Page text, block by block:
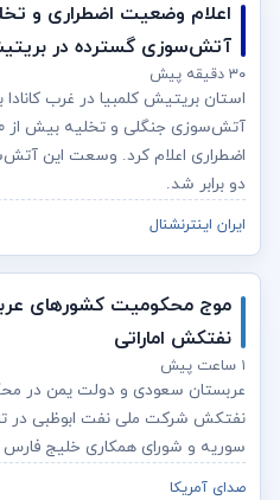
آتش‌سوزی گسترده در
۳۰ دقیقه پیش
استان بریتیش کلمبیا در غرب
اضطراری اعلام کرد. وسعت این
دو برابر شد.
ایران اینترنشنال
موج محکومیت کشورهای
نفتکش اماراتی
۱ ساعت پیش
عربستان سعودی و دولت یمن در
نفتکش شرکت ملی نفت ابوظبی در
سوریه و شورای همکاری خلیج فارس
صدای آمریکا